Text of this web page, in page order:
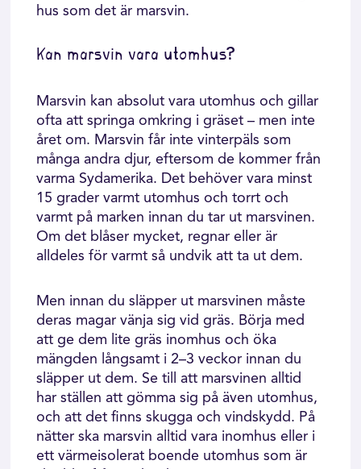
hus som det är marsvin.
Kan marsvin vara utomhus?
Marsvin kan absolut vara utomhus och gillar
ofta att springa omkring i gräset – men inte
året om. Marsvin får inte vinterpäls som
många andra djur, eftersom de kommer från
varma Sydamerika. Det behöver vara minst
15 grader varmt utomhus och torrt och
varmt på marken innan du tar ut marsvinen.
Om det blåser mycket, regnar eller är
alldeles för varmt så undvik att ta ut dem.
Men innan du släpper ut marsvinen måste
deras magar vänja sig vid gräs. Börja med
att ge dem lite gräs inomhus och öka
mängden långsamt i 2–3 veckor innan du
släpper ut dem. Se till att marsvinen alltid
har ställen att gömma sig på även utomhus,
och att det finns skugga och vindskydd. På
nätter ska marsvin alltid vara inomhus eller i
ett värmeisolerat boende utomhus som är